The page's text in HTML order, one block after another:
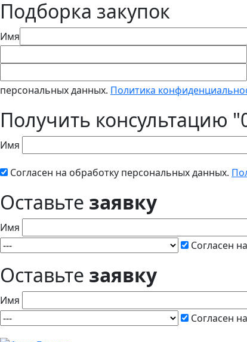
Подборка закупок
Имя
персональных данных. Политика
Получить консультацию
Имя
Согласен на обработку персональных данных.
Оставьте заявку
Имя
Согласен
Оставьте заявку
Имя
Согласен